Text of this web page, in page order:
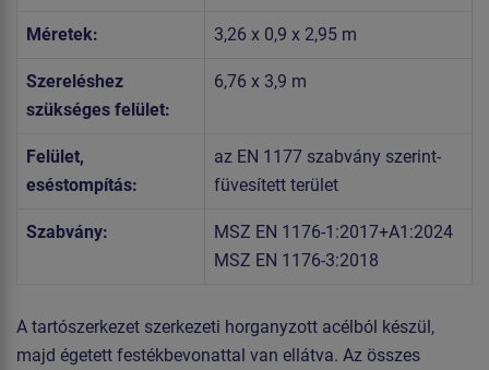
Méretek: 3,26 x 0,9 x 2,95 m
Szereléshez
szükséges felület:
6,76 x 3,9 m
Felület,
eséstompítás:
az EN 1177 szabvány szerint-
füvesített terület
Szabvány:
MSZ EN 1176-1:2017+A1:2024
MSZ EN 1176-3:2018
A tartószerkezet szerkezeti horganyzott acélból készül,
majd égetett festékbevonattal van ellátva. Az összes